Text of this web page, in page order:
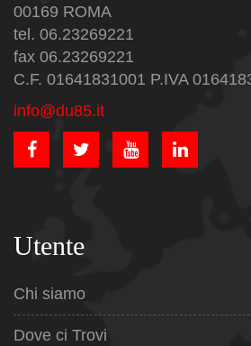
00169 ROMA
tel. 06.23269221
fax 06.23269221
C.F. 01641831001 P.IVA
info@du85.it
Utente
Chi siamo
Dove ci Trovi